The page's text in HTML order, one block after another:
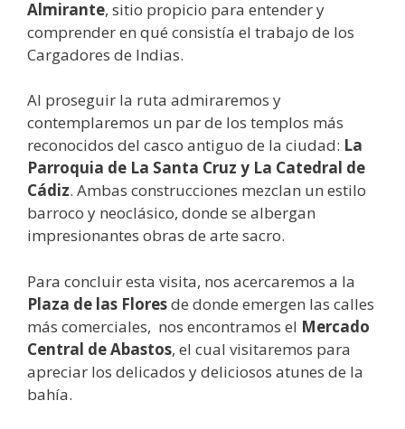
Almirante, sitio propicio para entender y
comprender en qué consistía el trabajo de los
Cargadores de Indias.
Al proseguir la ruta admiraremos y
contemplaremos un par de los templos más
reconocidos del casco antiguo de la ciudad: La
Parroquia de La Santa Cruz y La Catedral de
Cádiz. Ambas construcciones mezclan un estilo
barroco y neoclásico, donde se albergan
impresionantes obras de arte sacro.
Para concluir esta visita, nos acercaremos a la
Plaza de las Floresde donde emergen las calles
más comerciales, nos encontramos el Mercado
Central de Abastos, el cual visitaremos para
apreciar los delicados y deliciosos atunes de la
bahía.